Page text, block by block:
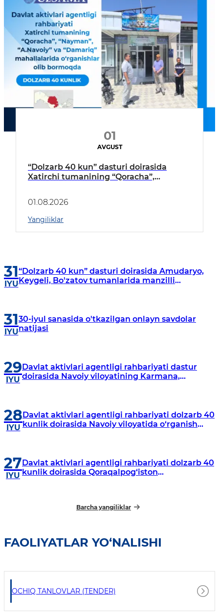
01
AVGUST
“Dolzarb 40 kun” dasturi doirasida
Xatirchi tumanining “Qoracha”,
borildi
01.08.2026
Yangiliklar
31
IYU
“Dolzarb 40 kun” dasturi doirasida Amudaryo,
Keygeli, Bo'zatov tumanlarida manzilli
31
IYU
30-iyul sanasida o'tkazilgan onlayn savdolar
natijasi
29
IYU
Davlat aktivlari agentligi rahbariyati dastur
doirasida Navoiy viloyatining Karmana,
28
IYU
Davlat aktivlari agentligi rahbariyati dolzarb 40
kunlik doirasida Navoiy viloyatida o‘rganish
27
IYU
Davlat aktivlari agentligi rahbariyati dolzarb 40
kunlik doirasida Qoraqalpog‘iston
Barcha yangiliklar
FAOLIYATLAR YO‘NALISHI
OCHIQ TANLOVLAR (TENDER)